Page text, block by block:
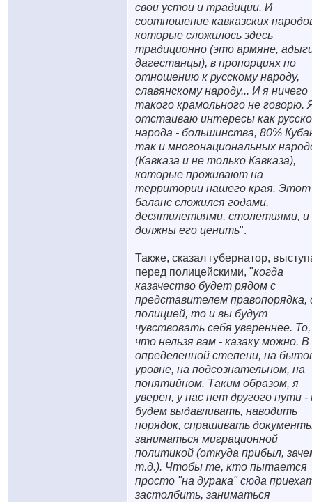
свои устои и традиции. И
соотношение кавказских
которые сложилось здесь
традиционно (это армяне,
дагестанцы), в пропорциях по
отношению к русскому народу,
славянскому народу... И я ничего
такого крамольного не говорю.
отстаиваю интересы как
народа - большинства, 80%
так и многонациональных
(Кавказа и не только Кавказа),
которые проживают на
территории нашего края. Этот
баланс сложился годами,
десятилетиями, столетиями,
должны его ценить".
Также, сказал губернатор,
перед полицейскими, "когда
казачество будет рядом с
представителем правопорядка,
полицией, то и вы будут
чувствовать себя увереннее. То,
что нельзя вам - казаку можно. В
определенной степени, на
уровне, на подсознательном, на
понятийном. Таким образом, я
уверен, у нас нет другого пути
будем выдавливать, наводить
порядок, спрашивать
заниматься миграционной
политикой (откуда прибыл,
т.д.). Чтобы те, кто пытается
просто "на дурака" сюда
застолбить, заниматься